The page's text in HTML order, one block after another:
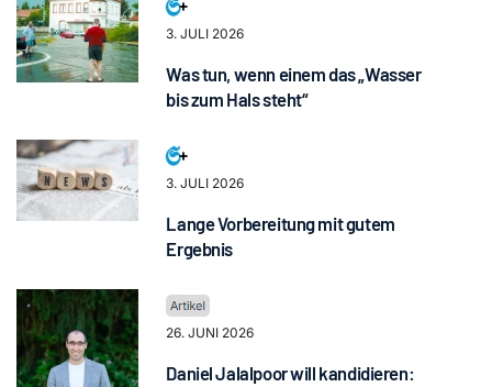
3. JULI 2026
Was tun, wenn einem das „Wasser
bis zum Hals steht“
3. JULI 2026
Lange Vorbereitung mit gutem
Ergebnis
26. JUNI 2026
Daniel Jalalpoor will kandidieren: